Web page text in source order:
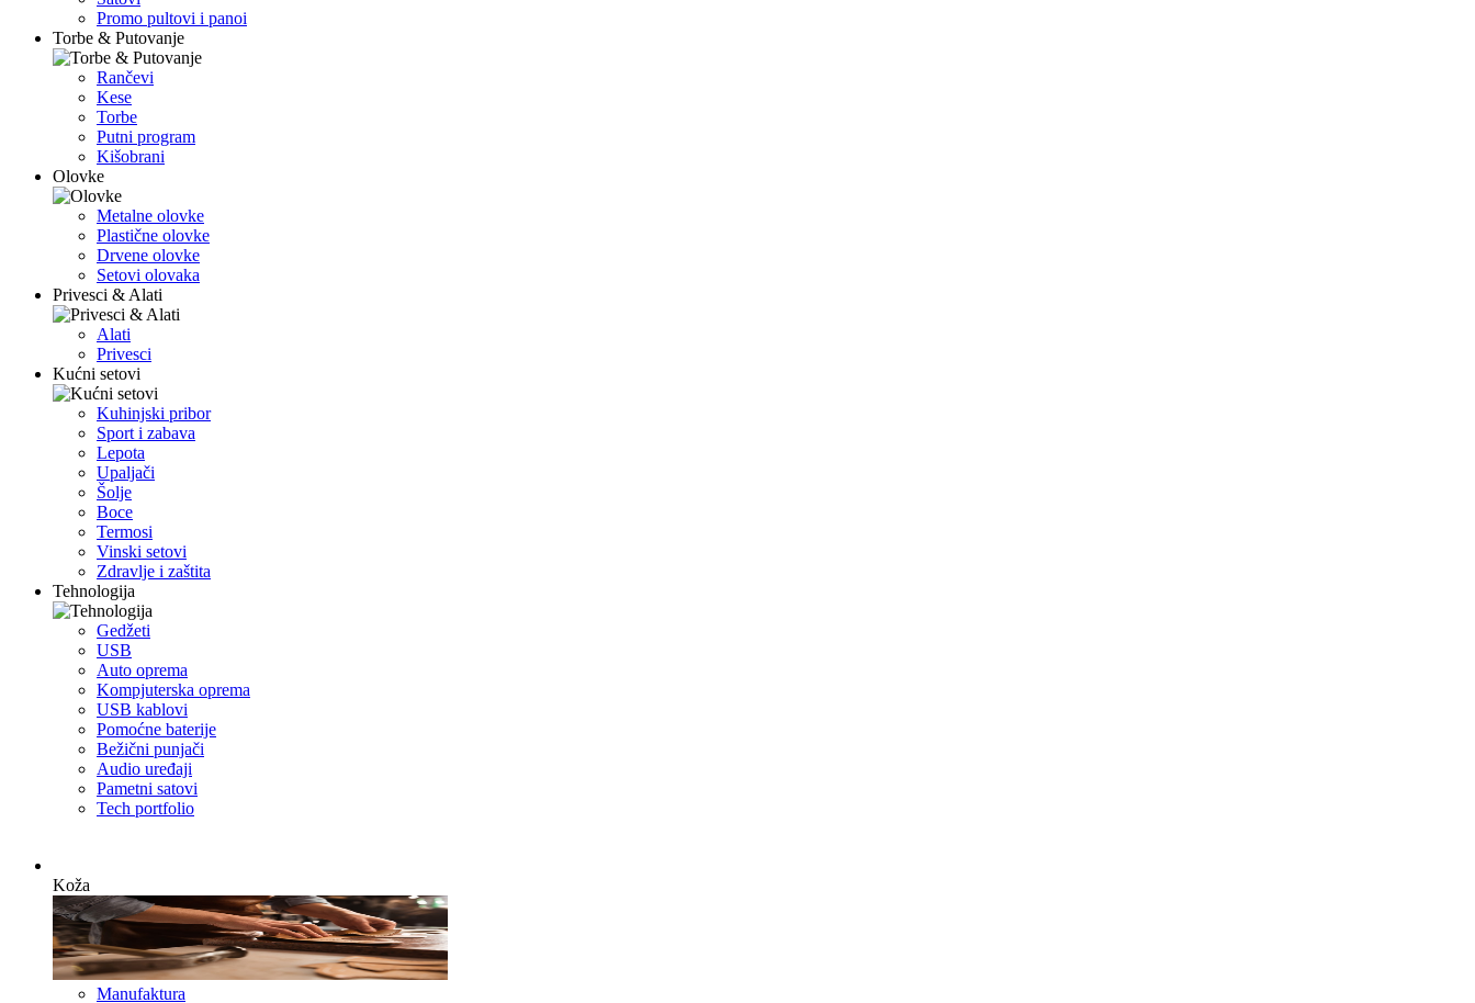
Promo pultovi i panoi
Torbe & Putovanje
Rančevi
Kese
Torbe
Putni program
Kišobrani
Olovke
Metalne olovke
Plastične olovke
Drvene olovke
Setovi olovaka
Privesci & Alati
Alati
Privesci
Kućni setovi
Kuhinjski pribor
Sport i zabava
Lepota
Upaljači
Šolje
Boce
Termosi
Vinski setovi
Zdravlje i zaštita
Tehnologija
Gedžeti
USB
Auto oprema
Kompjuterska oprema
USB kablovi
Pomoćne baterije
Bežični punjači
Audio uređaji
Pametni satovi
Tech portfolio
Koža
Manufaktura